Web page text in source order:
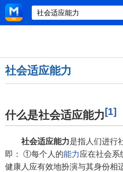
社会适应能力
什么是社会适应能力[1]
社会适应能力是指人们进行
即： ①每个人的能力应在社会
健康人应有效地扮演与其身份相